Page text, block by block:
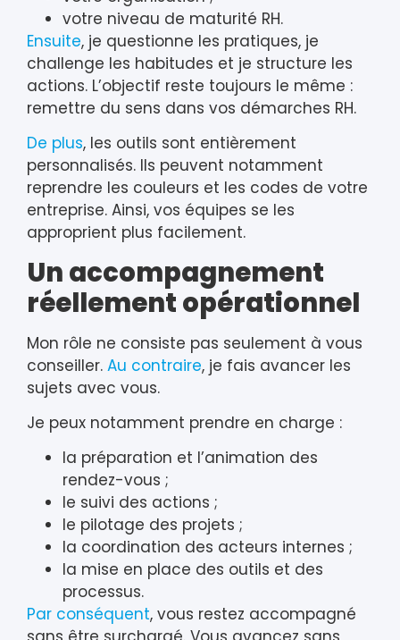
votre niveau de maturité RH.
Ensuite, je questionne les pratiques, je
challenge les habitudes et je structure les
actions. L’objectif reste toujours le même :
remettre du sens dans vos démarches RH.
De plus, les outils sont entièrement
personnalisés. Ils peuvent notamment
reprendre les couleurs et les codes de votre
entreprise. Ainsi, vos équipes se les
approprient plus facilement.
Un accompagnement
réellement opérationnel
Mon rôle ne consiste pas seulement à vous
conseiller. Au contraire, je fais avancer les
sujets avec vous.
Je peux notamment prendre en charge :
la préparation et l’animation des
rendez-vous ;
le suivi des actions ;
le pilotage des projets ;
la coordination des acteurs internes ;
la mise en place des outils et des
processus.
Par conséquent, vous restez accompagné